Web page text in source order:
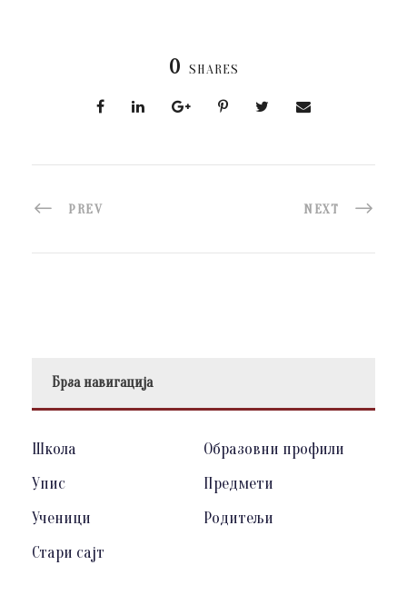
0 SHARES
PREV NEXT
Брза навигација
Школа
Образовни профили
Упис
Предмети
Ученици
Родитељи
Стари сајт